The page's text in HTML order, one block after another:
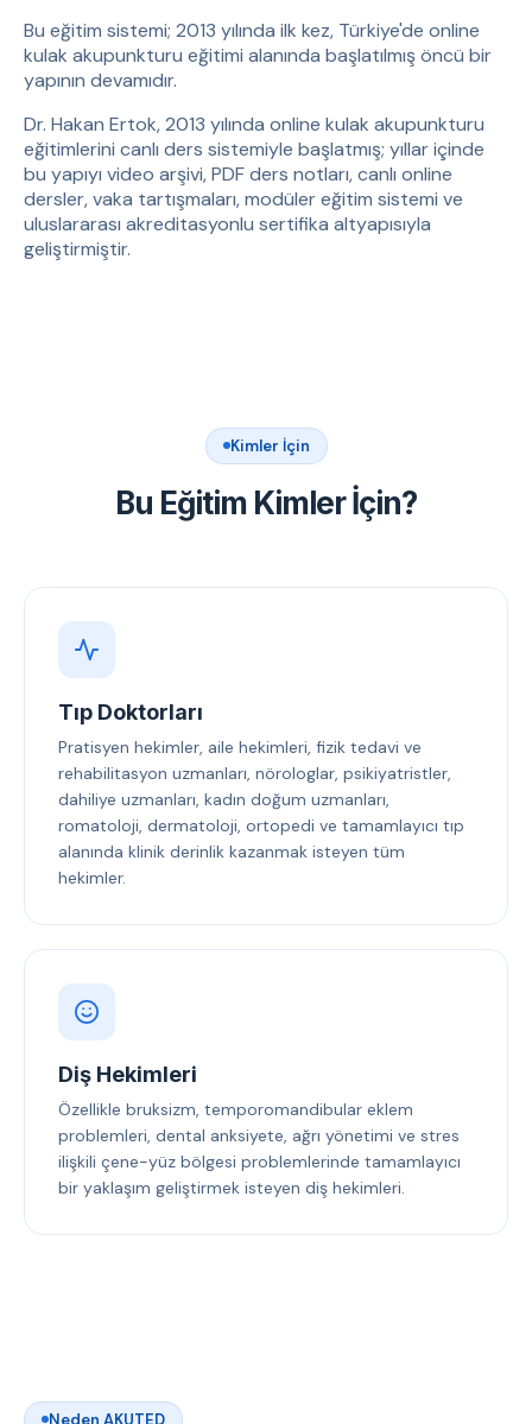
Bu eğitim sistemi; 2013 yılında ilk kez, Türkiye'de online
kulak akupunkturu eğitimi alanında başlatılmış öncü bir
yapının devamıdır.
Dr. Hakan Ertok, 2013 yılında online kulak akupunkturu
eğitimlerini canlı ders sistemiyle başlatmış; yıllar içinde
bu yapıyı video arşivi, PDF ders notları, canlı online
dersler, vaka tartışmaları, modüler eğitim sistemi ve
uluslararası akreditasyonlu sertifika altyapısıyla
geliştirmiştir.
Kimler İçin
Bu Eğitim Kimler İçin?
Tıp Doktorları
Pratisyen hekimler, aile hekimleri, fizik tedavi ve
rehabilitasyon uzmanları, nörologlar, psikiyatristler,
dahiliye uzmanları, kadın doğum uzmanları,
romatoloji, dermatoloji, ortopedi ve tamamlayıcı tıp
alanında klinik derinlik kazanmak isteyen tüm
hekimler.
Diş Hekimleri
Özellikle bruksizm, temporomandibular eklem
problemleri, dental anksiyete, ağrı yönetimi ve stres
ilişkili çene-yüz bölgesi problemlerinde tamamlayıcı
bir yaklaşım geliştirmek isteyen diş hekimleri.
Neden AKUTED